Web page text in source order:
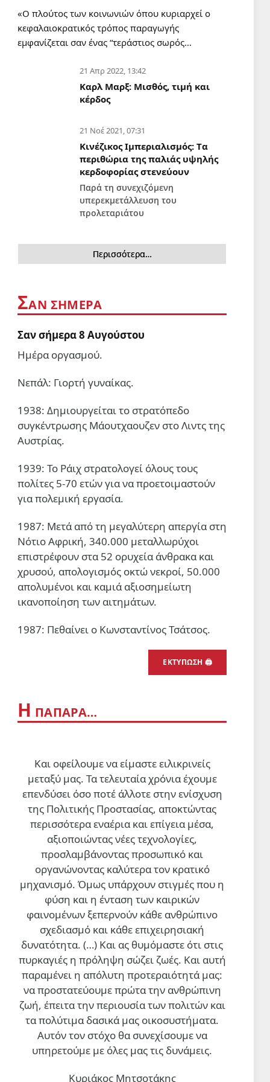
Αθηνών: Κυβέρνηση και
ΙΝΕΔΙΒΙΜ δεν έχουν κανένα
σχέδιο για το που θα μείνουν
εκατοντάδες φοιτητές!
6 Αυγ 2026, 18:24
Λιβανέζος βουλευτής ζητά τον
τερματισμό των απευθείας
διαπραγματεύσεων με το
ΠΟΛΙΤΙΣΜΟΣ
Εν γνώσει των συνεπειών, με
σεμνότητα και χωρίς φόβο
6 Αυγ 2026, 14:48
Νετανιάχου για την
αναδιαμόρφωση της Μέσης
ΣΑΝ ΣΗΜΕΡΑ
6 Αυγ 2026, 00:01
Οι δυνάμεις της Υεμένης
Ναζράν στη Σαουδική Αραβία
και ένα τάνκερ
5 Αυγ 2026, 20:22
«Δεν ήταν δικό μας σχέδιο»: Ο
Νετανιάχου απορρίπτει την
«ιστορική συμφωνία
αφοπλισμού» της Γάζας που
προώθησε ο Τραμπ
ΔΙΕΘΝΗ
Βαριές απώλειες των
σιωναζιστών στον νότιο Λίβανο
Δύο νεκροί και εφτά τραυματίες (ο
ένας σε κρίσιμη κατάσταση)
5 Αυγ 2026, 18:59
ΠΟΛΙΤΙΣΜΟΣ
των Massive Attack στη
«Ο πλούτος των κοινωνιών όπου κυριαρχεί ο
κεφαλαιοκρατικός τρόπος παραγωγής
εμφανίζεται σαν ένας “τεράστιος σωρός…
21 Απρ 2022, 13:42
Καρλ Μαρξ: Μισθός, τιμή και
κέρδος
21 Νοέ 2021, 07:31
Κινέζικος Ιμπεριαλισμός: Tα
περιθώρια της παλιάς υψηλής
κερδοφορίας στενεύουν
Παρά τη συνεχιζόμενη
υπερεκμετάλλευση του
προλεταριάτου
Περισσότερα…
ΣΑΝ ΣΗΜΕΡΑ
Σαν σήμερα 8 Αυγούστου
Ημέρα οργασμού.
Νεπάλ: Γιορτή γυναίκας.
1938: Δημιουργείται το στρατόπεδο
συγκέντρωσης Μάουτχαουζεν στο Λιντς της
Αυστρίας.
1939: Το Ράιχ στρατολογεί όλους τους
πολίτες 5-70 ετών για να προετοιμαστούν
για πολεμική εργασία.
1987: Μετά από τη μεγαλύτερη απεργία στη
Νότιο Αφρική, 340.000 μεταλλωρύχοι
επιστρέφουν στα 52 ορυχεία άνθρακα και
χρυσού, απολογισμός οκτώ νεκροί, 50.000
απολυμένοι και καμιά αξιοσημείωτη
ικανοποίηση των αιτημάτων.
1987: Πεθαίνει ο Κωνσταντίνος Τσάτσος.
ΕΚΤΥΠΩΣΗ 🖨
Η ΠΑΠΑΡΑ…
Και οφείλουμε να είμαστε ειλικρινείς
μεταξύ μας. Τα τελευταία χρόνια έχουμε
επενδύσει όσο ποτέ άλλοτε στην ενίσχυση
της Πολιτικής Προστασίας, αποκτώντας
περισσότερα εναέρια και επίγεια μέσα,
αξιοποιώντας νέες τεχνολογίες,
προσλαμβάνοντας προσωπικό και
οργανώνοντας καλύτερα τον κρατικό
μηχανισμό. Όμως υπάρχουν στιγμές που η
φύση και η ένταση των καιρικών
φαινομένων ξεπερνούν κάθε ανθρώπινο
σχεδιασμό και κάθε επιχειρησιακή
δυνατότητα. (…) Και ας θυμόμαστε ότι στις
πυρκαγιές η πρόληψη σώζει ζωές. Και αυτή
παραμένει η απόλυτη προτεραιότητά μας:
να προστατεύουμε πρώτα την ανθρώπινη
ζωή, έπειτα την περιουσία των πολιτών και
τα πολύτιμα δασικά μας οικοσυστήματα.
Αυτόν τον στόχο θα συνεχίσουμε να
υπηρετούμε με όλες μας τις δυνάμεις.
Κυριάκος Μητσοτάκης